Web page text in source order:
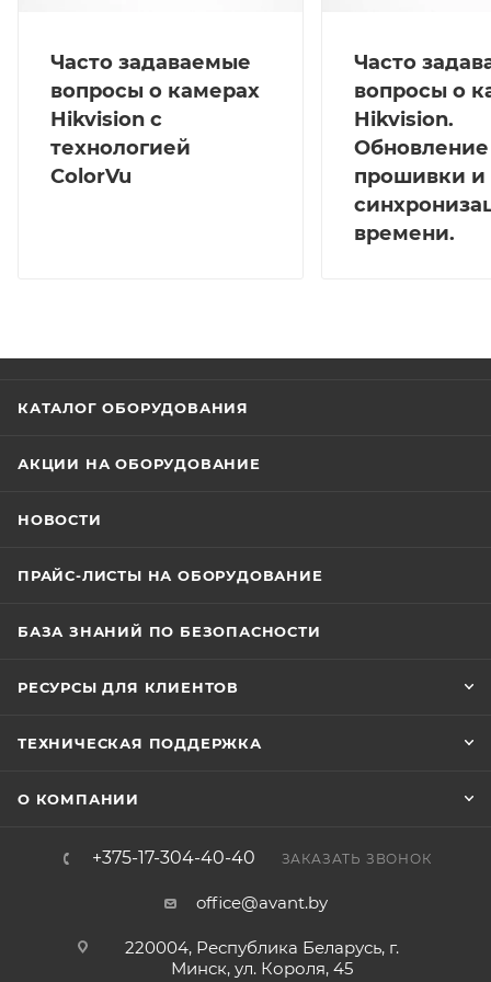
Часто задаваемые
вопросы о камерах
Hikvision с
технологией
ColorVu
Часто
вопросы о
Hikvision.
Обновление
прошивки и
времени.
КАТАЛОГ ОБОРУДОВАНИЯ
АКЦИИ НА ОБОРУДОВАНИЕ
НОВОСТИ
ПРАЙС-ЛИСТЫ НА ОБОРУДОВАНИЕ
БАЗА ЗНАНИЙ ПО БЕЗОПАСНОСТИ
РЕСУРСЫ ДЛЯ КЛИЕНТОВ
ТЕХНИЧЕСКАЯ ПОДДЕРЖКА
О КОМПАНИИ
+375-17-304-40-40 ЗАКАЗАТЬ ЗВОНОК
office@avant.by
220004, Республика Беларусь, г.
Минск, ул. Короля, 45